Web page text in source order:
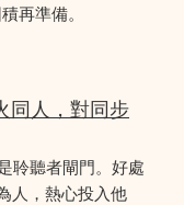
再準備。
同人，對同步
聆聽者閘門。好處
人，熱心投入他